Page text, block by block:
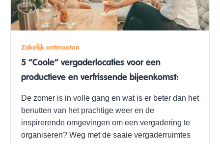
Zakelijk ontmoeten
5 “Coole” vergaderlocaties voor een
productieve en verfrissende bijeenkomst:
De zomer is in volle gang en wat is er beter dan het
benutten van het prachtige weer en de
inspirerende omgevingen om een vergadering te
organiseren? Weg met de saaie vergaderruimtes